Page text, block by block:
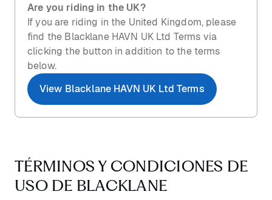
Are you riding in the UK?
If you are riding in the United Kingdom, please
find the Blacklane HAVN UK Ltd Terms via
clicking the button in addition to the terms
below.
View Blacklane HAVN UK Ltd Terms
TÉRMINOS Y CONDICIONES DE
USO DE BLACKLANE